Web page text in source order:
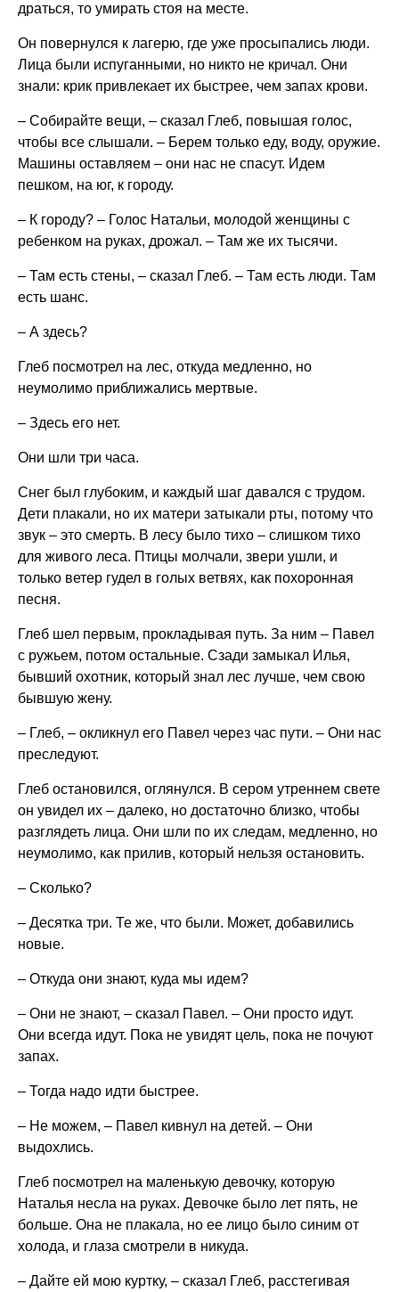
драться, то умирать стоя на месте.
Он повернулся к лагерю, где уже просыпались люди.
Лица были испуганными, но никто не кричал. Они
знали: крик привлекает их быстрее, чем запах крови.
– Собирайте вещи, – сказал Глеб, повышая голос,
чтобы все слышали. – Берем только еду, воду, оружие.
Машины оставляем – они нас не спасут. Идем
пешком, на юг, к городу.
– К городу? – Голос Натальи, молодой женщины с
ребенком на руках, дрожал. – Там же их тысячи.
– Там есть стены, – сказал Глеб. – Там есть люди. Там
есть шанс.
– А здесь?
Глеб посмотрел на лес, откуда медленно, но
неумолимо приближались мертвые.
– Здесь его нет.
Они шли три часа.
Снег был глубоким, и каждый шаг давался с трудом.
Дети плакали, но их матери затыкали рты, потому что
звук – это смерть. В лесу было тихо – слишком тихо
для живого леса. Птицы молчали, звери ушли, и
только ветер гудел в голых ветвях, как похоронная
песня.
Глеб шел первым, прокладывая путь. За ним – Павел
с ружьем, потом остальные. Сзади замыкал Илья,
бывший охотник, который знал лес лучше, чем свою
бывшую жену.
– Глеб, – окликнул его Павел через час пути. – Они нас
преследуют.
Глеб остановился, оглянулся. В сером утреннем свете
он увидел их – далеко, но достаточно близко, чтобы
разглядеть лица. Они шли по их следам, медленно, но
неумолимо, как прилив, который нельзя остановить.
– Сколько?
– Десятка три. Те же, что были. Может, добавились
новые.
– Откуда они знают, куда мы идем?
– Они не знают, – сказал Павел. – Они просто идут.
Они всегда идут. Пока не увидят цель, пока не почуют
запах.
– Тогда надо идти быстрее.
– Не можем, – Павел кивнул на детей. – Они
выдохлись.
Глеб посмотрел на маленькую девочку, которую
Наталья несла на руках. Девочке было лет пять, не
больше. Она не плакала, но ее лицо было синим от
холода, и глаза смотрели в никуда.
– Дайте ей мою куртку, – сказал Глеб, расстегивая